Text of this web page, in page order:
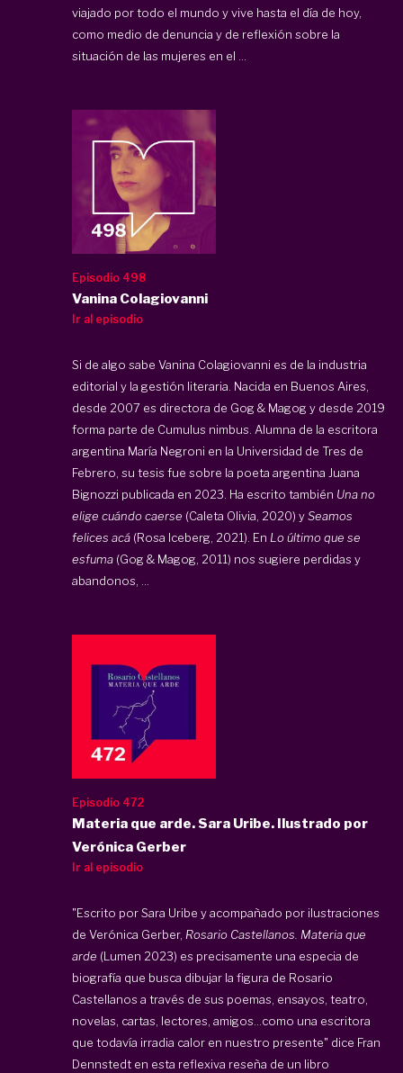
viajado por todo el mundo y vive hasta el día de hoy,
como medio de denuncia y de reflexión sobre la
situación de las mujeres en el ...
Episodio 498
Vanina Colagiovanni
Ir al episodio
Si de algo sabe Vanina Colagiovanni es de la industria
editorial y la gestión literaria. Nacida en Buenos Aires,
desde 2007 es directora de Gog & Magog y desde 2019
forma parte de Cumulus nimbus. Alumna de la escritora
argentina María Negroni en la Universidad de Tres de
Febrero, su tesis fue sobre la poeta argentina Juana
Bignozzi publicada en 2023. Ha escrito también Una no
elige cuándo caerse (Caleta Olivia, 2020) ySeamos
felices acá (Rosa Iceberg, 2021). En Lo último que se
esfuma (Gog & Magog, 2011) nos sugiere perdidas y
abandonos, ...
Episodio 472
Materia que arde. Sara Uribe. Ilustrado por
Verónica Gerber
Ir al episodio
"Escrito por Sara Uribe y acompañado por ilustraciones
de Verónica Gerber, Rosario Castellanos. Materia que
arde (Lumen 2023) es precisamente una especia de
biografía que busca dibujar la figura de Rosario
Castellanos a través de sus poemas, ensayos, teatro,
novelas, cartas, lectores, amigos…como una escritora
que todavía irradia calor en nuestro presente" dice Fran
Dennstedt en esta reflexiva reseña de un libro